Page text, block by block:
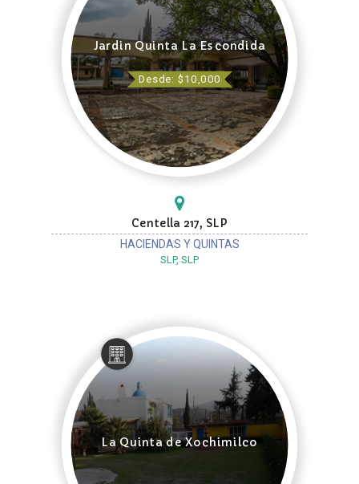
Jardin Quinta La Escondida
Desde: $10,000
Centella 217, SLP
HACIENDAS Y QUINTAS
SLP, SLP
La Quinta de Xochimilco